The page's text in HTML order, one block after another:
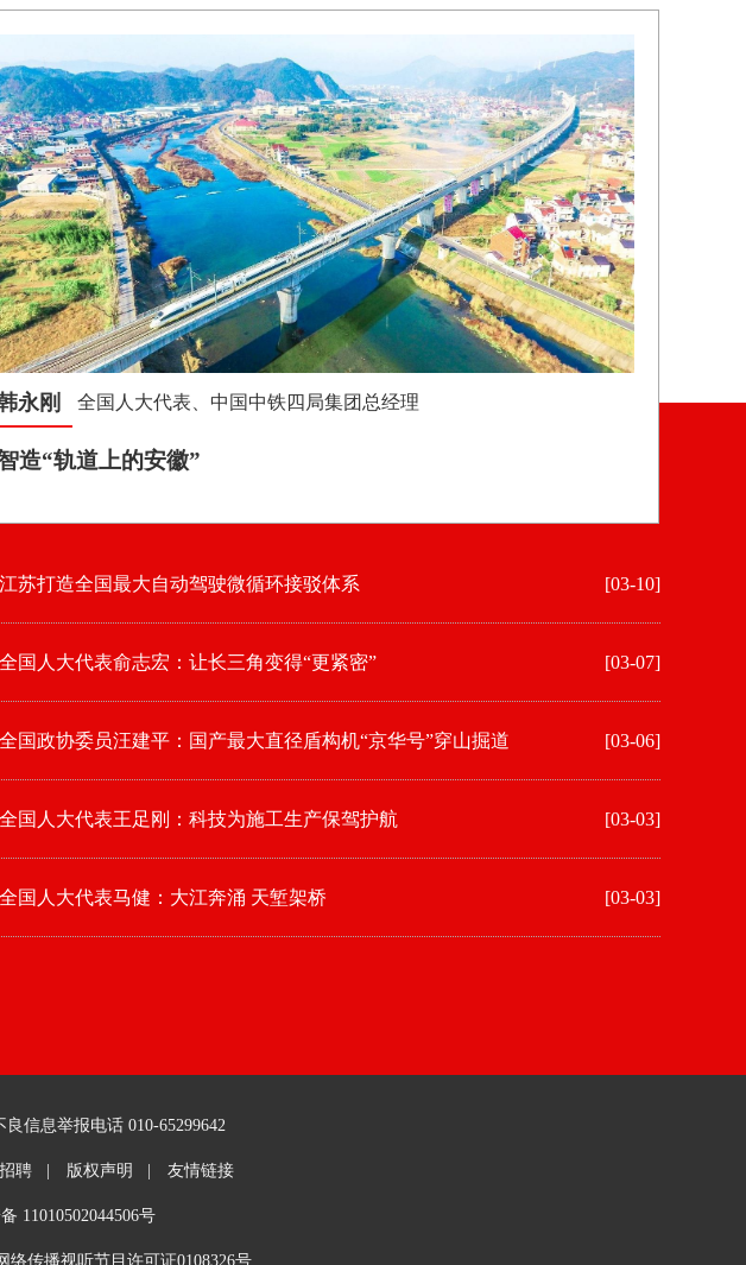
永刚 全国人大代表、中国中铁四局集团总经理
造“轨道上的安徽”
江苏打造全国最大自动驾驶微循环接驳体系 [03-10]
全国人大代表俞志宏：让长三角变得“更紧密” [03-07]
全国政协委员汪建平：国产最大直径盾构机“京华号”穿山掘道 [03-06]
全国人大代表王足刚：科技为施工生产保驾护航 [03-03]
全国人大代表马健：大江奔涌 天堑架桥 [03-03]
良信息举报电话 010-65299642
聘 | 版权声明 | 友情链接
11010502044506号
络传播视听节目许可证0108326号